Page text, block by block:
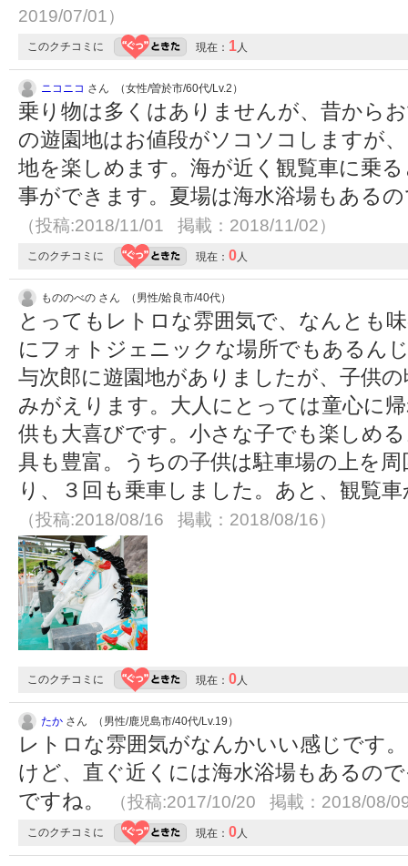
2019/07/01）
このクチコミに 現在： 1人
ニコニコ さん （女性/曽於市/60代/Lv.2）
乗り物は多くはありませんが、昔から
の遊園地はお値段がソコソコしますが
地を楽しめます。海が近く観覧車に乗
事ができます。夏場は海水浴場もある
（投稿:2018/11/01 掲載：2018/11/02）
このクチコミに 現在： 0人
もののべの さん （男性/姶良市/40代）
とってもレトロな雰囲気で、なんとも
にフォトジェニックな場所でもあるん
与次郎に遊園地がありましたが、子供
みがえります。大人にとっては童心に
供も大喜びです。小さな子でも楽しめ
具も豊富。うちの子供は駐車場の上を
り、３回も乗車しました。あと、観覧
（投稿:2018/08/16 掲載：2018/08/16）
このクチコミに 現在： 0人
たか さん （男性/鹿児島市/40代/Lv.19）
レトロな雰囲気がなんかいい感じです
けど、直ぐ近くには海水浴場もあるの
ですね。
（投稿:2017/10/20 掲載：2018/08/
このクチコミに 現在： 0人